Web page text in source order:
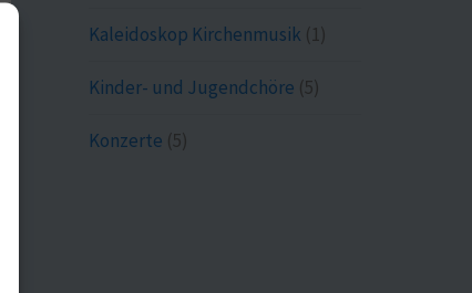
Kaleidoskop Kirchenmusik (1)
Kinder- und Jugendchöre (5)
Konzerte (5)